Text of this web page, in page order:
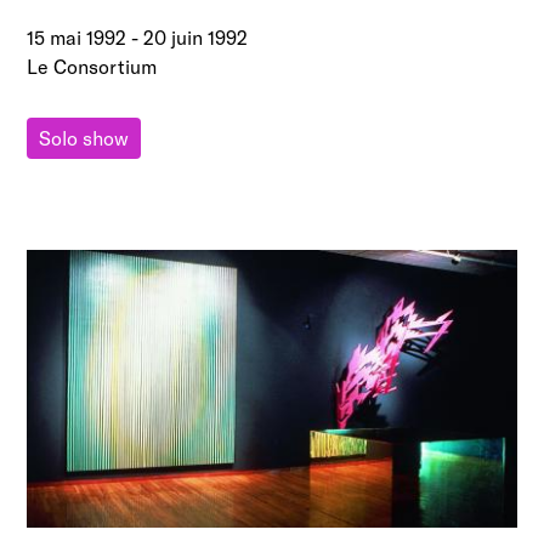
15 mai 1992 -20 juin 1992
Le Consortium
Solo show